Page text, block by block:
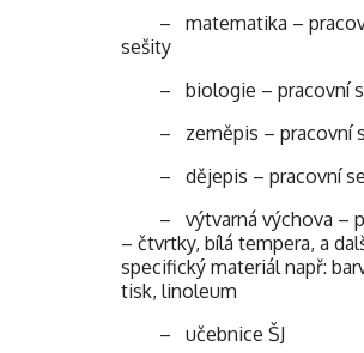
– matematika –
sešity
– biologie – pracovní
– zeměpis – pracovní
– dějepis – pracovní
– výtvarná výchova –
– čtvrtky, bílá tempera, a
specifický materiál např:
tisk, linoleum
– učebnice ŠJ